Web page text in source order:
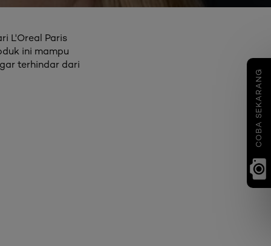
COBA SEKARANG
L'Oreal Paris
ini mampu
terhindar dari